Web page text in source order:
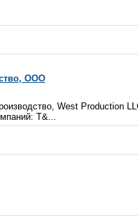
ООО
West Production
T&...